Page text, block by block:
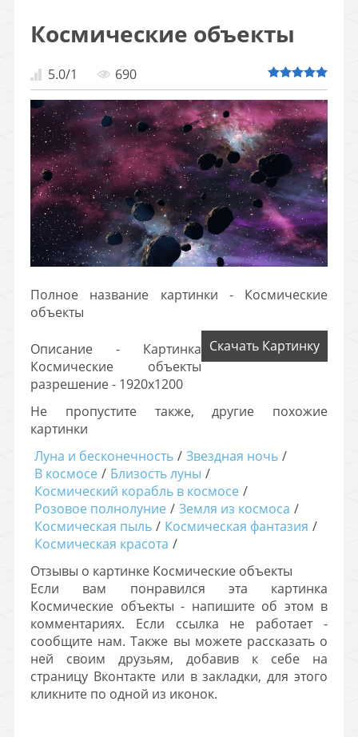
Космические объекты
5.0/1 690
Полное название картинки - Космические
объекты
Скачать Картинку
Описание - Картинка
Космические объекты
разрешение - 1920х1200
Не пропустите также, другие похожие
картинки
Луна и бесконечность / Звездная ночь /
В космосе / Близость луны /
Космический корабль в космосе /
Розовое полнолуние / Земля из космоса /
Космическая пыль / Космическая фантазия /
Космическая красота /
Отзывы о картинке Космические объекты
Если вам понравился эта картинка
Космические объекты - напишите об этом в
комментариях. Если ссылка не работает -
сообщите нам. Также вы можете рассказать о
ней своим друзьям, добавив к себе на
страницу Вконтакте или в закладки, для этого
кликните по одной из иконок.